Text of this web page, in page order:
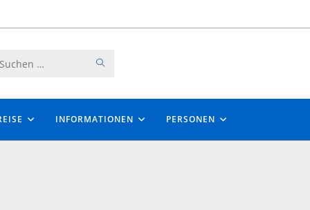
Diese
durchsuchenINFORMATIONEN PERSONEN